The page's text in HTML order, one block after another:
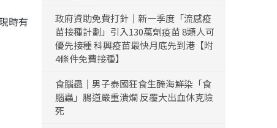
時有
政府資助免費打針｜新一季度「流感疫
苗接種計劃」引入130萬劑疫苗 8類人可
優先接種 科興疫苗最快月底先到港【附
4條件免費接種】
食腦蟲｜男子泰國狂食生醃海鮮染「食
腦蟲」腸道嚴重潰爛 反覆大出血休克險
死